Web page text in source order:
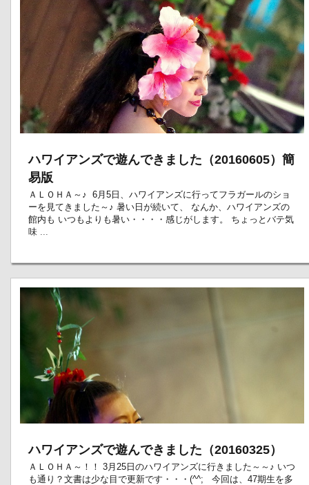
ハワイアンズで遊んできました（20160605）簡
易版
ＡＬＯＨＡ～♪ 6月5日、ハワイアンズに行ってフラガールのショ
ーを見てきました～♪ 暑い日が続いて、 なんか、ハワイアンズの
館内も いつもよりも暑い・・・・感じがします。 ちょっとバテ気
味 ...
ハワイアンズで遊んできました（20160325）
ＡＬＯＨＡ～！！ 3月25日のハワイアンズに行きました～～♪ いつ
も通り？文書は少な目で更新です・・・(^^; 今回は、47期生を多